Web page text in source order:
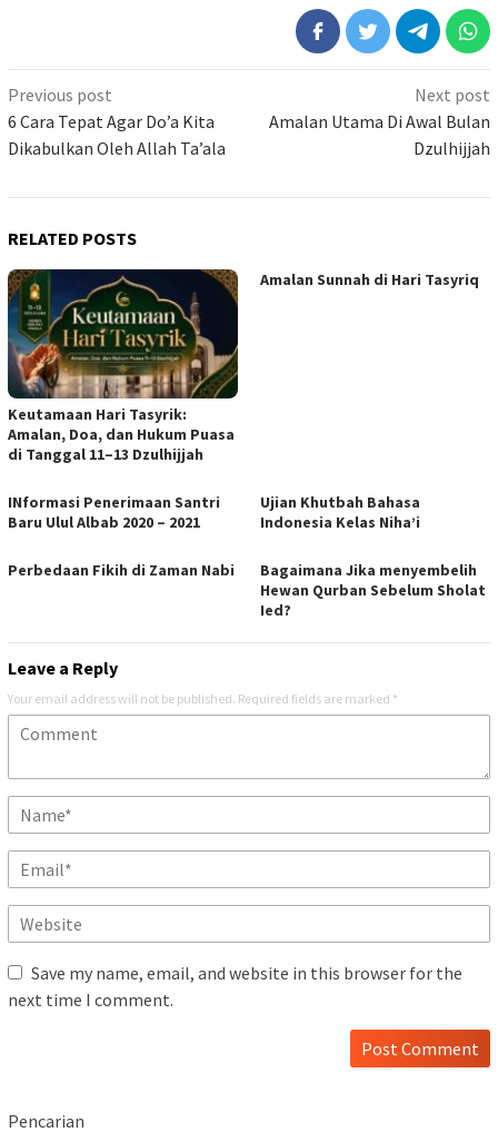
Previous post
6 Cara Tepat Agar Do’a Kita
Dikabulkan Oleh Allah Ta’ala
Next post
Amalan Utama Di Awal Bulan
Dzulhijjah
RELATED POSTS
Keutamaan Hari Tasyrik:
Amalan, Doa, dan Hukum Puasa
di Tanggal 11–13 Dzulhijjah
Amalan Sunnah di Hari Tasyriq
INformasi Penerimaan Santri
Baru Ulul Albab 2020 – 2021
Ujian Khutbah Bahasa
Indonesia Kelas Niha’i
Perbedaan Fikih di Zaman Nabi
Bagaimana Jika menyembelih
Hewan Qurban Sebelum Sholat
Ied?
Leave a Reply
Your email address will not be published. Required fields are marked *
Save my name, email, and website in this browser for the
next time I comment.
Pencarian